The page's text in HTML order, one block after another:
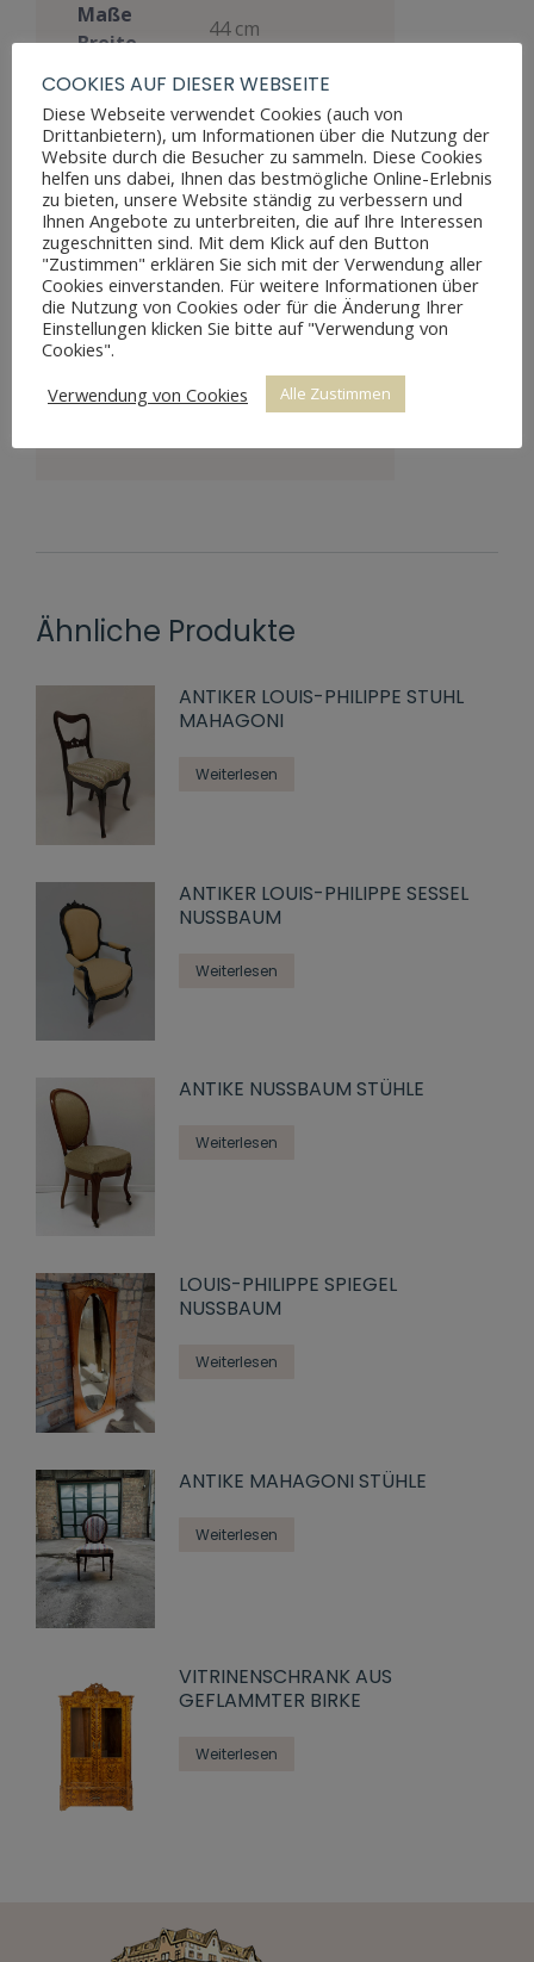
Maße
Breite
44 cm
Maße Tiefe
42 cm
Materialien
Nussbaum
Stil
Louis Philippe
Möbelart
Sitzmöbel
Zustand
Gut, voll
funktionsfähig,
zeigt aber
Altersspuren
Abnutzungen
Ähnliche Produkte
ANTIKER LOUIS-PHILIPPE STUHL
MAHAGONI
Weiterlesen
ANTIKER LOUIS-PHILIPPE SESSEL
NUSSBAUM
Weiterlesen
ANTIKE NUSSBAUM STÜHLE
Weiterlesen
LOUIS-PHILIPPE SPIEGEL
NUSSBAUM
Weiterlesen
ANTIKE MAHAGONI STÜHLE
Weiterlesen
VITRINENSCHRANK AUS
GEFLAMMTER BIRKE
Weiterlesen
COOKIES AUF DIESER WEBSEITE
Diese Webseite verwendet Cookies (auch von
Drittanbietern), um Informationen über die Nutzung der
Website durch die Besucher zu sammeln. Diese Cookies
helfen uns dabei, Ihnen das bestmögliche Online-Erlebnis
zu bieten, unsere Website ständig zu verbessern und
Ihnen Angebote zu unterbreiten, die auf Ihre Interessen
zugeschnitten sind. Mit dem Klick auf den Button
"Zustimmen" erklären Sie sich mit der Verwendung aller
Cookies einverstanden. Für weitere Informationen über
die Nutzung von Cookies oder für die Änderung Ihrer
Einstellungen klicken Sie bitte auf "Verwendung von
Cookies".
Verwendung von Cookies
Alle Zustimmen